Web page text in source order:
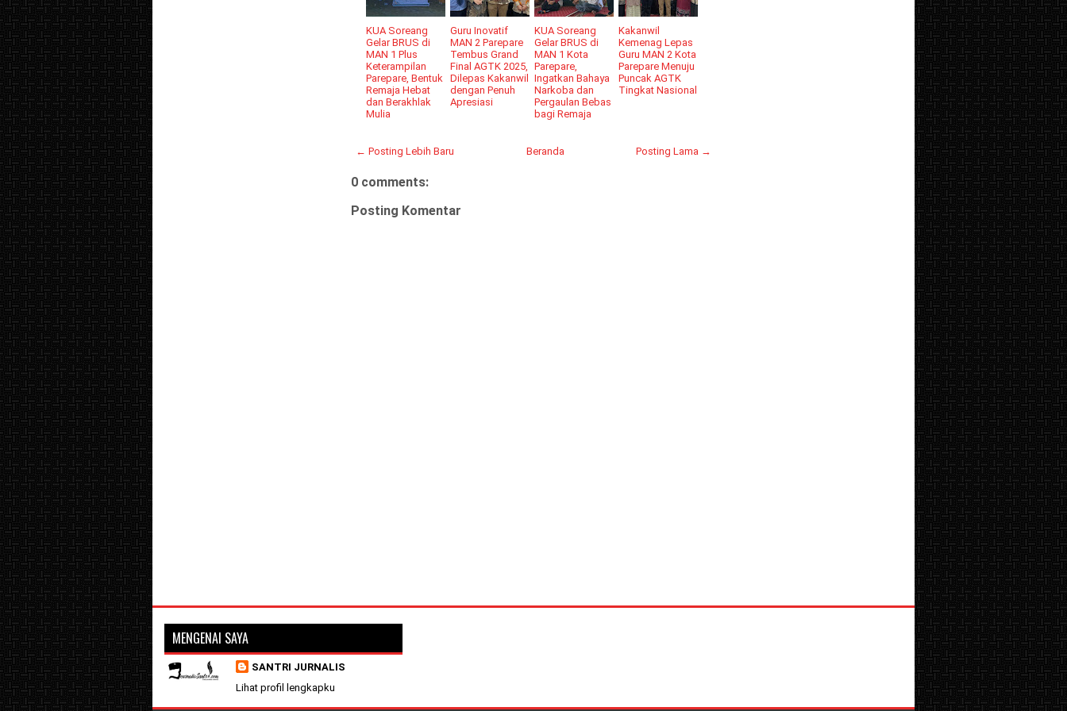
KUA Soreang
Gelar BRUS di
MAN 1 Plus
Keterampilan
Parepare, Bentuk
Remaja Hebat
dan Berakhlak
Mulia
Guru Inovatif
MAN 2 Parepare
Tembus Grand
Final AGTK 2025,
Dilepas Kakanwil
dengan Penuh
Apresiasi
KUA Soreang
Gelar BRUS di
MAN 1 Kota
Parepare,
Ingatkan Bahaya
Narkoba dan
Pergaulan Bebas
bagi Remaja
Kakanwil
Kemenag Lepas
Guru MAN 2 Kota
Parepare Menuju
Puncak AGTK
Tingkat Nasional
← Posting Lebih Baru Posting Lama →
Beranda
0 comments:
Posting Komentar
MENGENAI SAYA
SANTRI JURNALIS
Lihat profil lengkapku